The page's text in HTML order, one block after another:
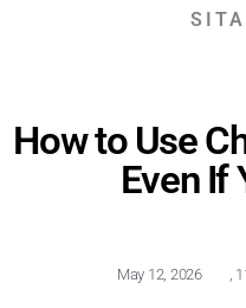
How to Use
Even If
May 12, 2026 ,